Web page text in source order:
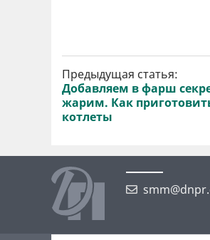
Предыдущая статья:
Добавляем в фарш
жарим. Как
котлеты